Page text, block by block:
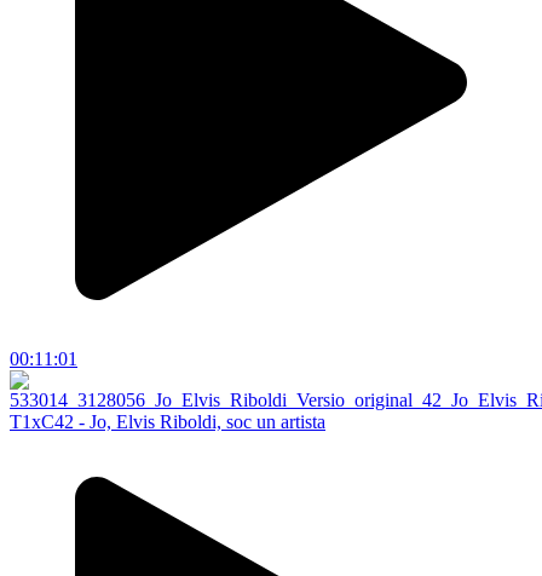
00:11:01
T1xC42 - Jo, Elvis Riboldi, soc un artista